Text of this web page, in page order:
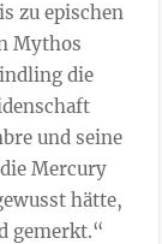
zu epischen
Mythos
die
und seine
Mercury
hätte,
gemerkt.“